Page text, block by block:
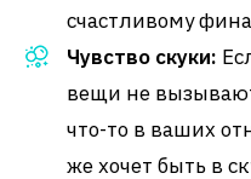
счастливому
Чувство скуки:
вещи не
что-то в ваших
же хочет быть в